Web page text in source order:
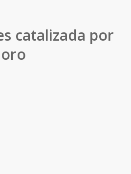
catalizada por